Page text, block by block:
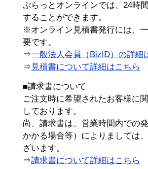
ぷらっとオンラインでは、24時
することができます。
※オンライン見積書発行には、
要です。
⇒一般法人会員（BizID）の詳細
⇒ 見積書について詳細はこちら
■請求書について
ご注文時に希望されたお客様に
しております。
尚、請求書は、営業時間内での
かかる場合等）によりましては
ざいます。
⇒請求書について詳細はこちら